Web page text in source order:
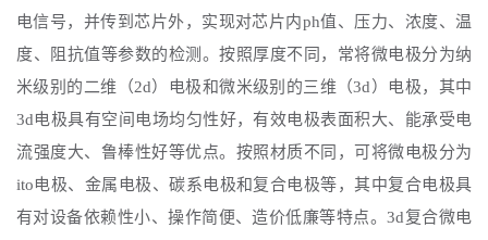
电信号，并传到芯片外，实现对芯片内ph值、压力、浓度、温
度、阻抗值等参数的检测。按照厚度不同，常将微电极分为纳
米级别的二维（2d）电极和微米级别的三维（3d）电极，其中
3d电极具有空间电场均匀性好，有效电极表面积大、能承受电
流强度大、鲁棒性好等优点。按照材质不同，可将微电极分为
ito电极、金属电极、碳系电极和复合电极等，其中复合电极具
有对设备依赖性小、操作简便、造价低廉等特点。3d复合微电